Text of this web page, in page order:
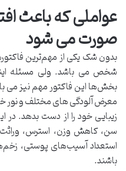
عواملی که باعث
صورت می شود
بدون شک یکی از مهم‌ترین
شخص می باشد. ولی مسئله
بخش‌ها این فاکتور مهم نیز می
معرض آلودگی‌ های مختلف و نور
زیبایی خود را از دست بدهد. در
سن، کاهش وزن، استرس، وراثت
استعداد آسیب‌های پوستی،
باشند.